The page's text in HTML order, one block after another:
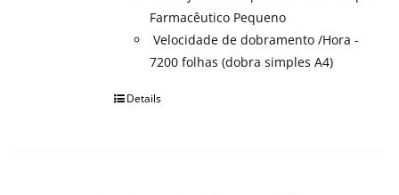
Farmacêutico Pequeno
Velocidade de dobramento /Hora -
7200 folhas (dobra simples A4)
Details